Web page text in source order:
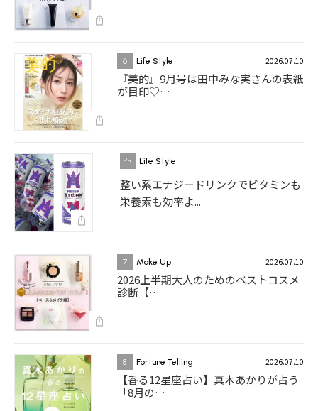
6 Life Style 2026.07.10
『美的』9月号は田中みな実さんの表紙
が目印♡…
Life Style
整い系エナジードリンクでビタミンも
栄養素も効率よ...
7 Make Up 2026.07.10
2026上半期大人のためのベストコスメ
診断【…
8 Fortune Telling 2026.07.10
【香る12星座占い】真木あかりが占う
「8月の…